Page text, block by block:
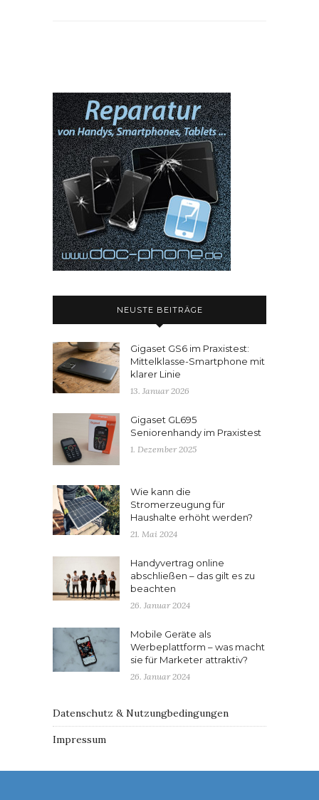
NEUSTE BEITRÄGE
Gigaset GS6 im Praxistest:
Mittelklasse-Smartphone mit
klarer Linie
13. Januar 2026
Gigaset GL695
Seniorenhandy im Praxistest
1. Dezember 2025
Wie kann die
Stromerzeugung für
Haushalte erhöht werden?
21. Mai 2024
Handyvertrag online
abschließen – das gilt es zu
beachten
26. Januar 2024
Mobile Geräte als
Werbeplattform – was macht
sie für Marketer attraktiv?
26. Januar 2024
Datenschutz & Nutzungbedingungen
Impressum